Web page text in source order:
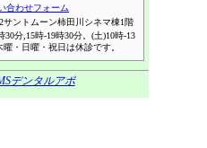
合わせフォーム
サントムーン柿田川シネマ棟1階
30分,15時-19時30分。(土)10時-13
・日曜・祝日は休診です。
デンタルアポ